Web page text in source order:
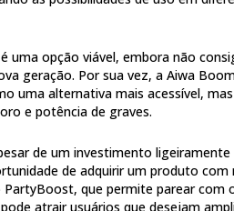
uma opção viável, embora não
geração. Por sua vez, a Aiwa
uma alternativa mais acessível,
e potência de graves.
de um investimento
de adquirir um produto com
que permite parear com
atrair usuários que desejam